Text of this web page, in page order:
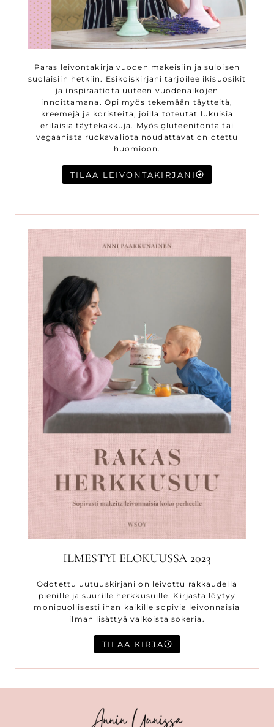
Paras leivontakirja vuoden makeisiin ja suloisen
suolaisiin hetkiin. Esikoiskirjani tarjoilee ikisuosikit
ja inspiraatiota uuteen vuodenaikojen
innoittamana. Opi myös tekemään täytteitä,
kreemejä ja koristeita, joilla toteutat lukuisia
erilaisia täytekakkuja. Myös gluteenitonta tai
vegaanista ruokavaliota noudattavat on otettu
huomioon.
TILAA LEIVONTAKIRJANI
ILMESTYI ELOKUUSSA 2023
Odotettu uutuuskirjani on leivottu rakkaudella
pienille ja suurille herkkusuille. Kirjasta löytyy
monipuollisesti ihan kaikille sopivia leivonnaisia
ilman lisättyä valkoista sokeria.
TILAA KIRJA